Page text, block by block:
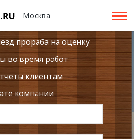
Москва
прораба на оценку
во время работ
клиентам
компании